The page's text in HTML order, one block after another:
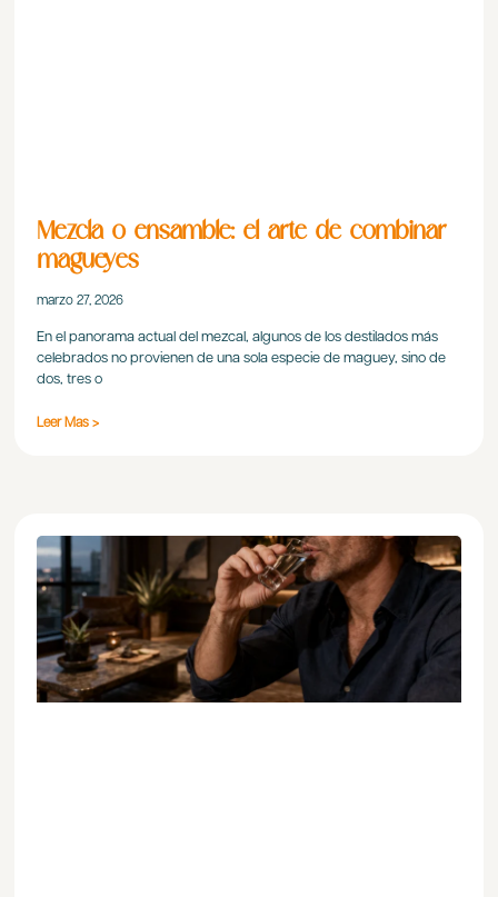
Mezcla o ensamble: el arte de combinar
magueyes
marzo 27, 2026
En el panorama actual del mezcal, algunos de los destilados más
celebrados no provienen de una sola especie de maguey, sino de
dos, tres o
Leer Mas >